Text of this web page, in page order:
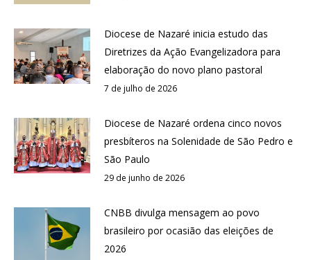
Diocese de Nazaré inicia estudo das
Diretrizes da Ação Evangelizadora para
elaboração do novo plano pastoral
7 de julho de 2026
Diocese de Nazaré ordena cinco novos
presbíteros na Solenidade de São Pedro e
São Paulo
29 de junho de 2026
CNBB divulga mensagem ao povo
brasileiro por ocasião das eleições de
2026